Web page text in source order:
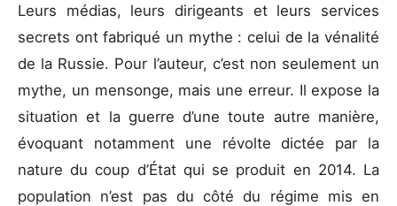
Leurs médias, leurs dirigeants et leurs services
secrets ont fabriqué un mythe : celui de la vénalité
de la Russie. Pour l’auteur, c’est non seulement un
mythe, un mensonge, mais une erreur. Il expose la
situation et la guerre d’une toute autre manière,
évoquant notamment une révolte dictée par la
nature du coup d’État qui se produit en 2014. La
population n’est pas du côté du régime mis en